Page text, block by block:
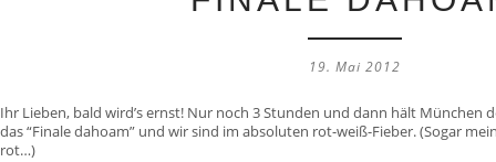
19. Mai 2012
Ihr Lieben, bald wird’s ernst! Nur noch 3 Stunden und dann hält München
das “Finale dahoam” und wir sind im absoluten rot-weiß-Fieber. (Sogar
rot…)